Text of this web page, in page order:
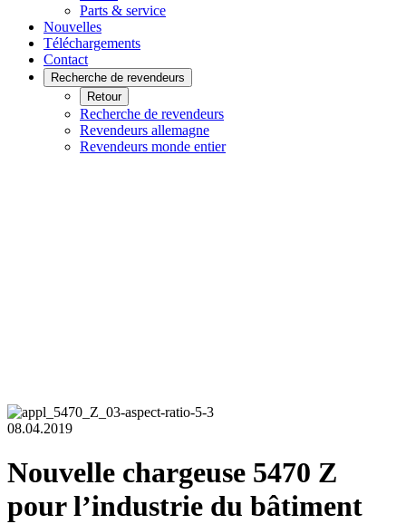
Parts & service
Nouvelles
Téléchargements
Contact
Recherche de revendeurs
Retour
Recherche de revendeurs
Revendeurs allemagne
Revendeurs monde entier
08.04.2019
Nouvelle chargeuse 5470 Z
pour l’industrie du bâtiment